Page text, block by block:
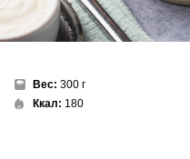
Вес: 300 г
Ккал: 180